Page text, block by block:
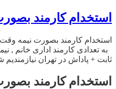
استخدام کارمند
استخدام کارمند بصورت نیمه
ثابت + پاداش در تهران نیازمندیم
استخدام کارمند